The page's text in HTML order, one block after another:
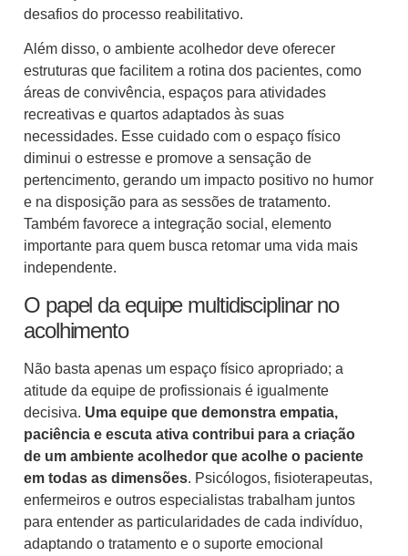
desafios do processo reabilitativo.
Além disso, o ambiente acolhedor deve oferecer
estruturas que facilitem a rotina dos pacientes, como
áreas de convivência, espaços para atividades
recreativas e quartos adaptados às suas
necessidades. Esse cuidado com o espaço físico
diminui o estresse e promove a sensação de
pertencimento, gerando um impacto positivo no humor
e na disposição para as sessões de tratamento.
Também favorece a integração social, elemento
importante para quem busca retomar uma vida mais
independente.
O papel da equipe multidisciplinar no
acolhimento
Não basta apenas um espaço físico apropriado; a
atitude da equipe de profissionais é igualmente
decisiva. Uma equipe que demonstra empatia,
paciência e escuta ativa contribui para a criação
de um ambiente acolhedor que acolhe o paciente
em todas as dimensões. Psicólogos, fisioterapeutas,
enfermeiros e outros especialistas trabalham juntos
para entender as particularidades de cada indivíduo,
adaptando o tratamento e o suporte emocional